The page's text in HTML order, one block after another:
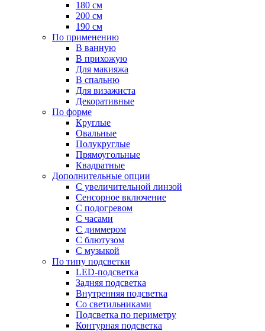
180 см
200 см
190 см
По применению
В ванную
В прихожую
Для макияжа
В спальню
Для визажиста
Декоративные
По форме
Круглые
Овальные
Полукруглые
Прямоугольные
Квадратные
Дополнительные опции
C увеличительной линзой
Сенсорное включение
С подогревом
С часами
С диммером
С блютузом
С музыкой
По типу подсветки
LED-подсветка
Задняя подсветка
Внутренняя подсветка
Со светильниками
Подсветка по периметру
Контурная подсветка